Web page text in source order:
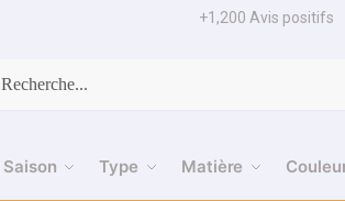
+1,200 Avis positifs
Recherche
Saison Type Matière